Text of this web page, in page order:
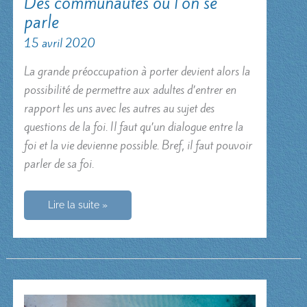
parle
15 avril 2020
La grande préoccupation à porter devient alors la
possibilité de permettre aux adultes d’entrer en
rapport les uns avec les autres au sujet des
questions de la foi. Il faut qu’un dialogue entre la
foi et la vie devienne possible. Bref, il faut pouvoir
parler de sa foi.
Des
où
se
parle
Lire la suite »